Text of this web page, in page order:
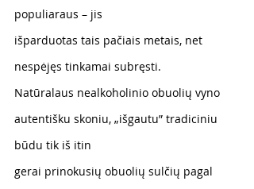
populiaraus – jis
išparduotas tais pačiais metais, net
nespėjęs tinkamai subręsti.
Natūralaus nealkoholinio obuolių vyno
autentišku skoniu, „išgautu” tradiciniu
būdu tik iš itin
gerai prinokusių obuolių sulčių pagal